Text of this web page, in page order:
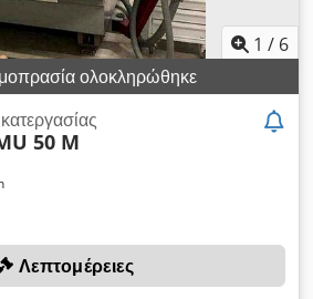
1 / 6
ολοκληρώθηκε
50 M
Λεπτομέρειες